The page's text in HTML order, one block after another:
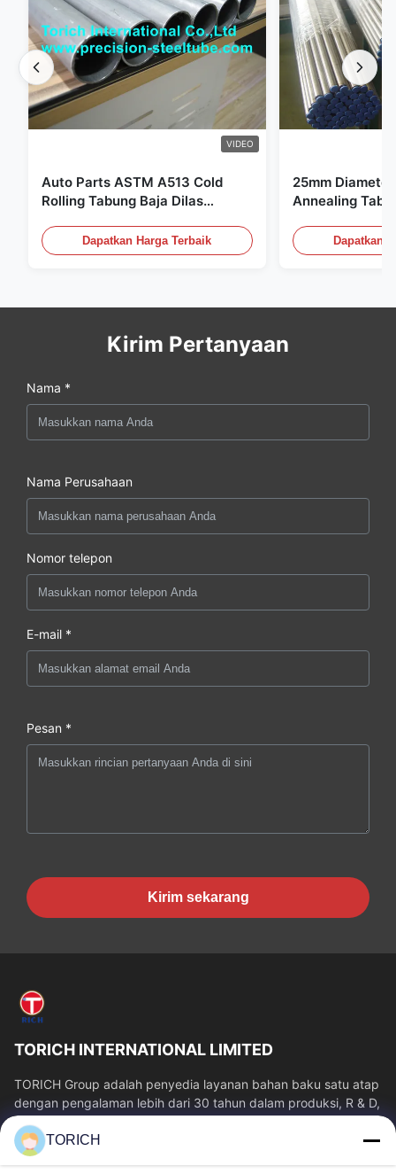
VIDEO
Auto Parts ASTM A513 Cold
Rolling Tabung Baja Dilas
Dapatkan Harga Terbaik
25mm
Annealing
Dapatkan
Kirim Pertanyaan
Nama *
Nama Perusahaan
Nomor telepon
E-mail *
Pesan *
Kirim sekarang
TORICH INTERNATIONAL LIMITED
TORICH Group adalah penyedia layanan bahan baku satu atap
dengan pengalaman lebih dari 30 tahun dalam produksi, R & D,
perdagangan, penyimpanan,...
Tautan Cepat
TORICH